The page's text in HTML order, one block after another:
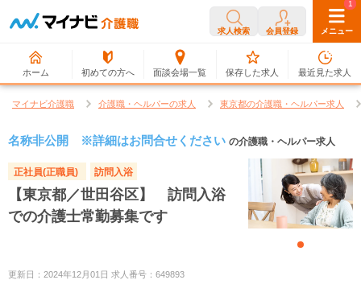
求人検索 会員登録 メニュー
ホーム 初めての方へ 面談会場一覧
0
保存した求人
1
最近見た求人
マイナビ介護職 介護職・ヘルパーの求人 東京都の介護職・ヘルパー求人
名称非公開 ※詳細はお問合せください の介護職・ヘルパー求人
正社員(正職員) 訪問入浴
【東京都／世田谷区】 訪問入浴
での介護士常勤募集です
更新日：2024年12月01日 求人番号：649893